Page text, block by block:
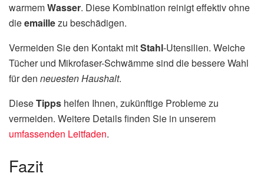
warmemWasser. Diese Kombination reinigt effektiv ohne
dieemaillezu beschädigen.
Vermeiden Sie den Kontakt mitStahl-Utensilien. Weiche
Tücher und Mikrofaser-Schwämme sind die bessere Wahl
für den neuesten Haushalt.
DieseTipps helfen Ihnen, zukünftige Probleme zu
vermeiden. Weitere Details finden Sie in unserem
umfassenden Leitfaden.
Fazit